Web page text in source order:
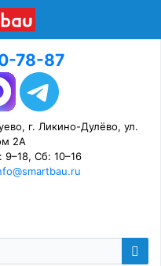
78-87
г. Ликино-Дулёво, ул.
2А
Сб: 10–16